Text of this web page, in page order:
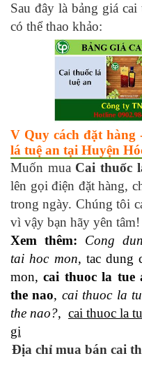
Sau đây là bảng giá
có thể thao khảo:
V Quy cách đặt hàng
lá tuệ an tại Huyện
Muốn mua Cai thuốc
lên gọi điện đặt hàng,
trong ngày. Chúng tôi
vì vậy bạn hãy yên tâm!
Xem thêm:
Cong
tai hoc mon, tac dung
mon,cai thuoc la tue
the nao, cai thuoc la
the nao?, cai thuoc la
gi
Địa chỉ mua bán cai